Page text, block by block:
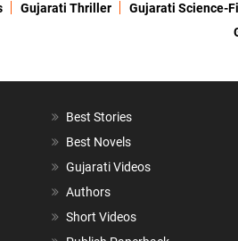
Gujarati Thriller Gujarati Science-
Best Stories
Best Novels
Gujarati Videos
Authors
Short Videos